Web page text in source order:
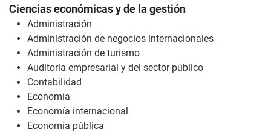
Ciencias económicas y de la gestión
Administración
Administración de negocios internacionales
Administración de turismo
Auditoría empresarial y del sector público
Contabilidad
Economía
Economía internacional
Economía pública